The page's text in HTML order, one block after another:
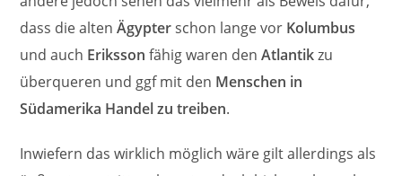
dass die altenÄgypterschon lange vor Kolumbus
und auch Eriksson fähig waren denAtlantikzu
überqueren und ggf mit den Menschen in
Südamerika Handel zu treiben.
Inwiefern das wirklich möglich wäre gilt allerdings als